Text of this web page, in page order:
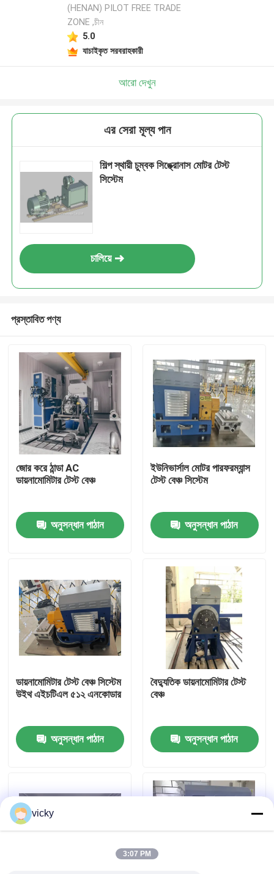
আমাদের সম্বন্ধে
কারখানা ভ্রমণ
গুণগত মান নিয়ন্ত্রণ
খবর
টর্ক ডায়নামিটার
(HENAN) PILOT FREE TRADE
ZONE ,চীন
5.0
যাচাইকৃত সরবরাহকারী
আরো দেখুন
এর সেরা মূল্য পান
শিল্প স্থায়ী চুম্বক সিঙ্ক্রোনাস মোটর টেস্ট
সিস্টেম
চালিয়ে
প্রস্তাবিত পণ্য
জোর করে ঠান্ডা AC
ডায়নামোমিটার টেস্ট বেঞ্চ
অনুসন্ধান পাঠান
ইউনিভার্সাল মোটর পারফরম্যান্স
টেস্ট বেঞ্চ সিস্টেম
অনুসন্ধান পাঠান
ডায়নামোমিটার টেস্ট বেঞ্চ সিস্টেম
উইথ এইচটিএল ৫১২ এনকোডার
অনুসন্ধান পাঠান
বৈদ্যুতিক ডায়নামোমিটার টেস্ট
বেঞ্চ
অনুসন্ধান পাঠান
vicky
3:07 PM